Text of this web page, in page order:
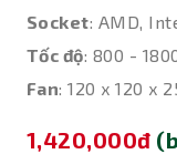
Socket: AMD,
Tốc độ: 800 -
Fan: 120 x 120 x
1,420,000đ